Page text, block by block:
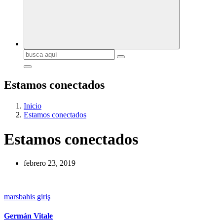
Buscar:
Estamos conectados
Inicio
Estamos conectados
Estamos conectados
febrero 23, 2019
marsbahis giriş
Germán Vitale